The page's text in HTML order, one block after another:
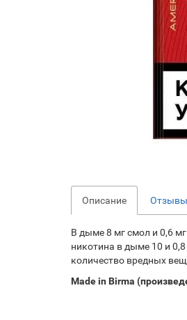
Описание Отзывы
В дыме 8 мг смол и 0,6
никотина в дыме 10 и
количество вредных
Made​ in​ Birma